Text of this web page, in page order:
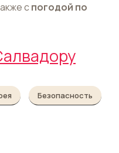
спогодой по
Безопасность